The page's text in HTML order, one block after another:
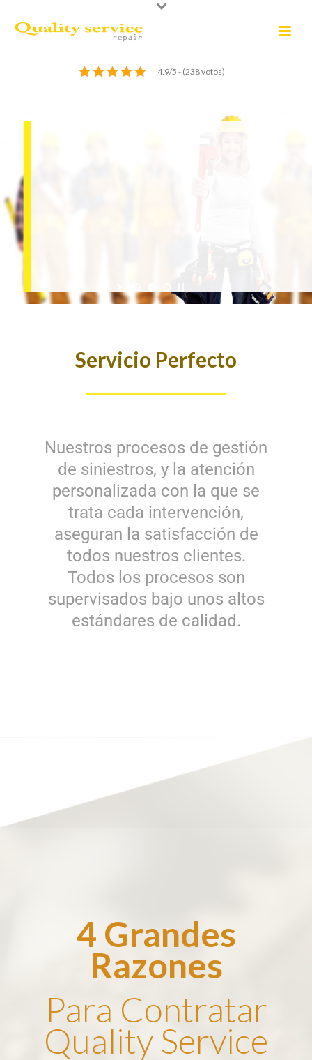
4.9/5 - (238 votos)
Servicio Perfecto
Nuestros procesos de gestión
de siniestros, y la atención
personalizada con la que se
trata cada intervención,
aseguran la satisfacción de
todos nuestros clientes.
Todos los procesos son
supervisados bajo unos altos
estándares de calidad.
4 Grandes
Razones
Para Contratar
Quality Service